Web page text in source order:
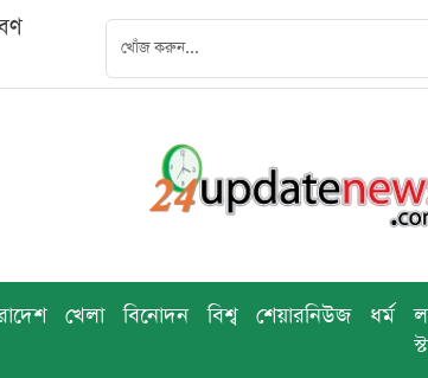
খেলা বিনোদন বিশ্ব শেয়ারনিউজ ধর্ম